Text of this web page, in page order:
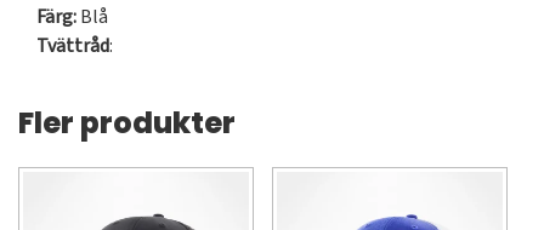
Färg:Blå
Tvättråd:
Fler produkter